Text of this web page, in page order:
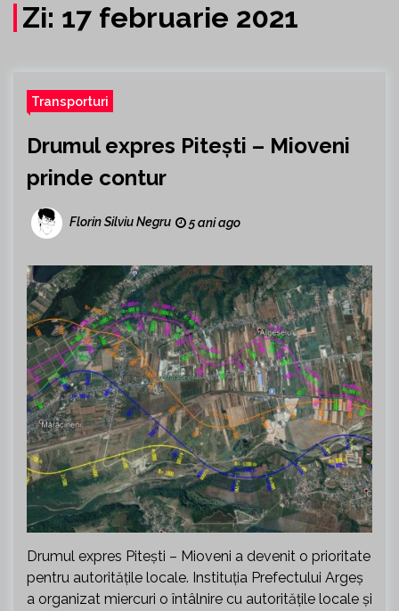
Zi: 17 februarie 2021
Transporturi
Drumul expres Pitești – Mioveni
prinde contur
Florin Silviu Negru 5 ani ago
Drumul expres Pitești – Mioveni a devenit o prioritate
pentru autoritățile locale. Instituția Prefectului Argeș
a organizat miercuri o întâlnire cu autoritățile locale și